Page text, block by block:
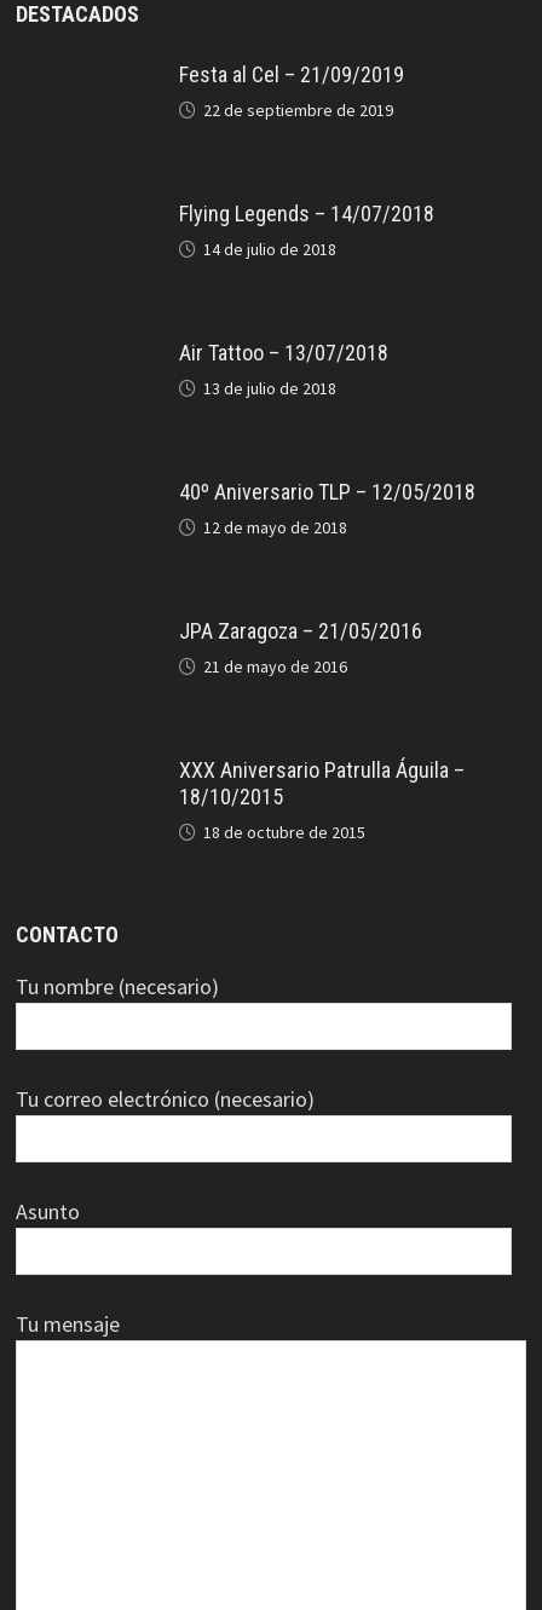
DESTACADOS
Festa al Cel – 21/09/2019
22 de septiembre de 2019
Flying Legends – 14/07/2018
14 de julio de 2018
Air Tattoo – 13/07/2018
13 de julio de 2018
40º Aniversario TLP – 12/05/2018
12 de mayo de 2018
JPA Zaragoza – 21/05/2016
21 de mayo de 2016
XXX Aniversario Patrulla Águila –
18/10/2015
18 de octubre de 2015
CONTACTO
Tu nombre (necesario)
Tu correo electrónico (necesario)
Asunto
Tu mensaje